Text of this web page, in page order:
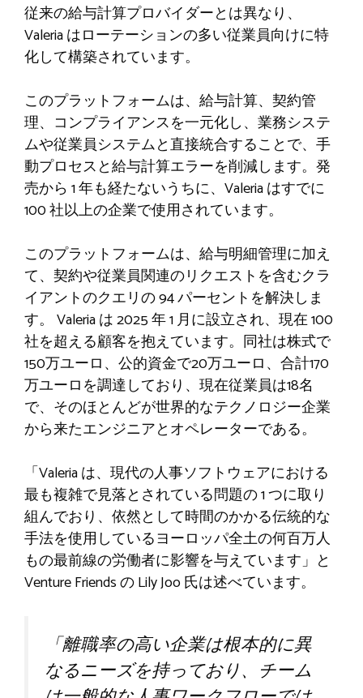
従来の給与計算プロバイダーとは異なり、
Valeria はローテーションの多い従業員向けに特
化して構築されています。
このプラットフォームは、給与計算、契約管
理、コンプライアンスを一元化し、業務システ
ムや従業員システムと直接統合することで、手
動プロセスと給与計算エラーを削減します。発
売から 1 年も経たないうちに、Valeria はすでに
100 社以上の企業で使用されています。
このプラットフォームは、給与明細管理に加え
て、契約や従業員関連のリクエストを含むクラ
イアントのクエリの 94 パーセントを解決しま
す。 Valeria は 2025 年 1 月に設立され、現在 100
社を超える顧客を抱えています。同社は株式で
150万ユーロ、公的資金で20万ユーロ、合計170
万ユーロを調達しており、現在従業員は18名
で、そのほとんどが世界的なテクノロジー企業
から来たエンジニアとオペレーターである。
「Valeria は、現代の人事ソフトウェアにおける
最も複雑で見落とされている問題の 1 つに取り
組んでおり、依然として時間のかかる伝統的な
手法を使用しているヨーロッパ全土の何百万人
もの最前線の労働者に影響を与えています」と
Venture Friends の Lily Joo 氏は述べています。
「離職率の高い企業は根本的に異
なるニーズを持っており、チーム